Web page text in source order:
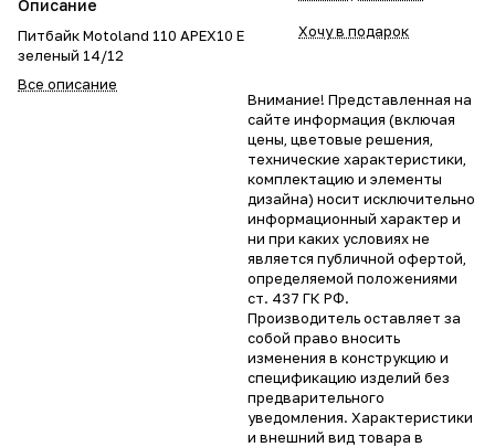
Описание
Питбайк Motoland 110 APEX10 E
зеленый 14/12
Все описание
Хочу в подарок
Внимание! Представленная на
сайте информация (включая
цены, цветовые решения,
технические характеристики,
комплектацию и элементы
дизайна) носит исключительно
информационный характер и
ни при каких условиях не
является публичной офертой,
определяемой положениями
ст. 437 ГК РФ.
Производитель оставляет за
собой право вносить
изменения в конструкцию и
спецификацию изделий без
предварительного
уведомления. Характеристики
и внешний вид товара в